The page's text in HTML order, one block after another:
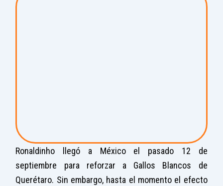
Ronaldinho llegó a México el pasado 12 de
septiembre para reforzar a Gallos Blancos de
Querétaro. Sin embargo, hasta el momento el efecto